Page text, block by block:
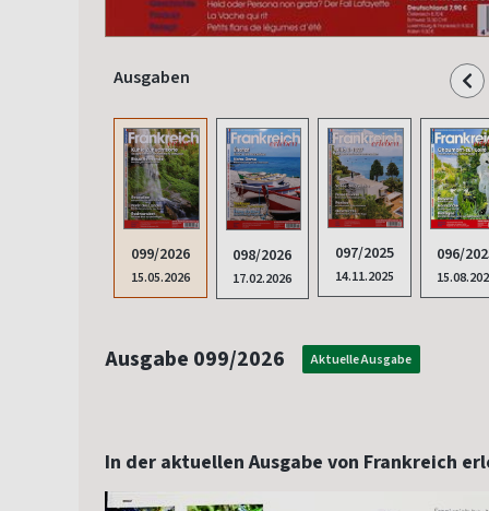
Ausgaben
099/2026
15.05.2026
098/2026
17.02.2026
097/2025
14.11.2025
096/
Ausgabe 099/2026 Aktuelle Ausgabe
In der aktuellen Ausgabe von Frankreich